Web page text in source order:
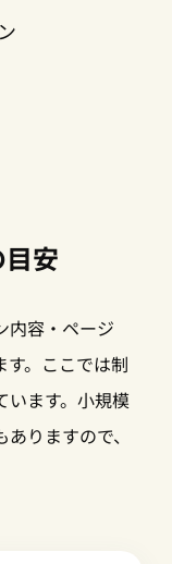
安
内容・ページ
。ここでは制
います。小規模
りますので、